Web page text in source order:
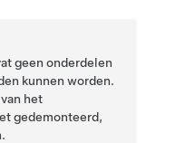
geen onderdelen
kunnen worden.
het
gedemonteerd,